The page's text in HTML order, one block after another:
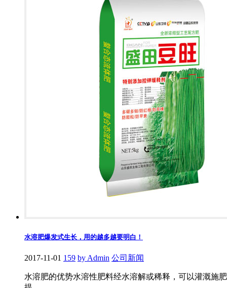
水溶肥爆发式生长，用的越多越要明白！
2017-11-01 159 by Admin 公司新闻
水溶肥的优势水溶性肥料经水溶解或稀释，可以灌溉施